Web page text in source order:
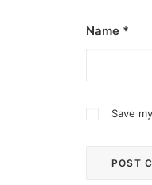
Name *
Save